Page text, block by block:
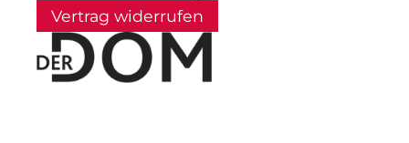
Vertrag widerrufen